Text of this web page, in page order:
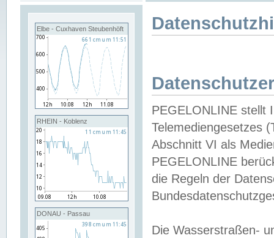
Elbe - Cuxhaven Steubenhöft
RHEIN - Koblenz
DONAU - Passau
PEGELONLINE stellt
Telemediengesetzes
Abschnitt VI als
PEGELONLINE
die Regeln der
Die Wasserstraßen-